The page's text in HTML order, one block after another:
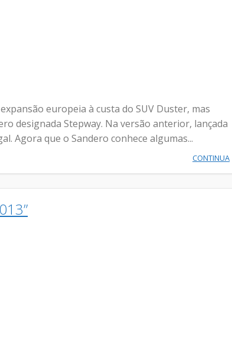
europeia à custa do SUV Duster, mas
designada Stepway. Na versão anterior, lançada
Agora que o Sandero conhece algumas...
CONTINUA